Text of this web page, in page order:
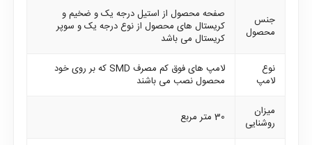
جنس
محصول
صفحه محصول از استیل درجه یک و ضخیم و
کریستال های محصول از نوع درجه یک و سوپر
کریستال می باشد
نوع
لامپ
لامپ های فوق کم مصرف SMD که بر روی خود
محصول نصب می باشند
میزان
روشنایی
30 متر مربع